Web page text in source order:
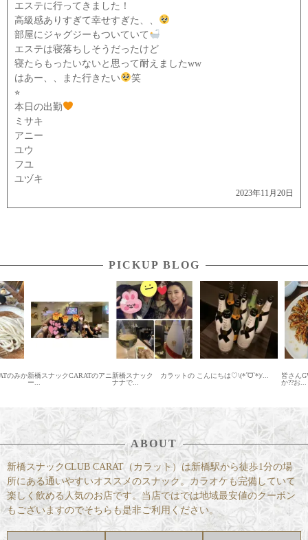
エステに行ってきました！
高級感ありすぎて幸せすぎた、、
部屋にジャグジーもついていて
エステは寝落ちしそうだったけど
寝たらもったいないと思って耐えましたww
はあー、、また行きたい
笑
⭐︎
本日の出勤
ミサキ
アニー
ユウ
フユ
ユヅキ
2023年11月20日
PICKUP BLOG
のアニ新橋スナック カラットの こんにちは♡\(*ˊᗜˋ*)/...
皆さんGW満喫してます
新橋
こ...
ABOUT
新橋スナックCLUB CARAT（カラット）は新橋駅から徒歩1分の場
所にある通いやすいオススメのスナック。カラオケも完備していて
楽しく飲める人気のお店です。当店ではでは地域最安値のクーポン
もございますのでそちらも是非ご利用ください。